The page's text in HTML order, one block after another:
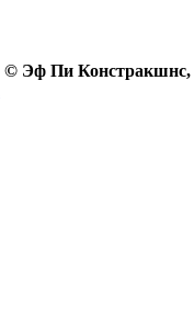
© Эф Пи Констракшнс,